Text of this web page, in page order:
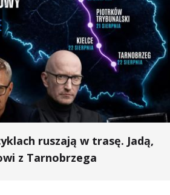
ruszają w trasę. Jadą,
z Tarnobrzega